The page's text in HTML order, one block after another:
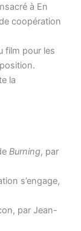
à En
coopération
film pour les
la
Burning, par
s’engage,
par Jean-